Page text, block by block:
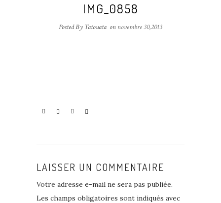
IMG_0858
Posted By Tatouata on novembre 30,2013
LAISSER UN COMMENTAIRE
Votre adresse e-mail ne sera pas publiée.
Les champs obligatoires sont indiqués avec